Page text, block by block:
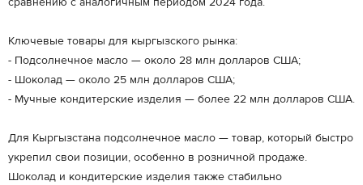
Ключевые товары для кыргызского рынка:
- Подсолнечное масло — около 28 млн долларов США;
- Шоколад — около 25 млн долларов США;
- Мучные кондитерские изделия — более 22 млн долларов США.
Для Кыргызстана подсолнечное масло — товар, который быстро
укрепил свои позиции, особенно в розничной продаже.
Шоколад и кондитерские изделия также стабильно